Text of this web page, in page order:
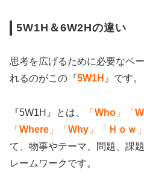
5W1H＆6W2Hの違い
思考を広げるために必要なベ
れるのがこの『5W1H 』です。
『5W1H』とは、 「 Who 」「
「 Where 」「 Why 」「 Ｈｏｗ 」
て、物事やテーマ、問題、課
レームワークです。